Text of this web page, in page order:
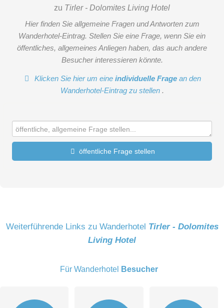
zu Tirler - Dolomites Living Hotel
Hier finden Sie allgemeine Fragen und Antworten zum
Wanderhotel-Eintrag. Stellen Sie eine Frage, wenn Sie ein
öffentliches, allgemeines Anliegen haben, das auch andere
Besucher interessieren könnte.
Klicken Sie hier um eineindividuelle Frage an den
Wanderhotel-Eintrag zu stellen .
öffentliche Frage stellen
Weiterführende Links zu Wanderhotel Tirler - Dolomites
Living Hotel
Für Wanderhotel Besucher